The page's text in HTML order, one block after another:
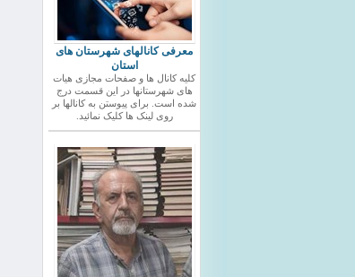
معرفی کانالهای شهرستان های
استان
کلیه کانال ها و صفحات مجازی هیات
های شهرستانها در این قسمت درج
شده است. برای پیوستن به کانالها بر
روی لینک ها کلیک نمائید.